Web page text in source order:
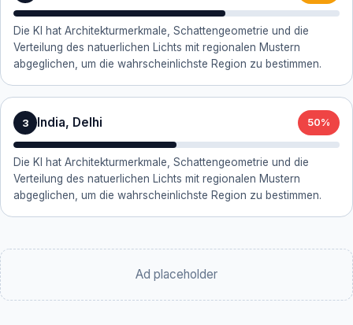
Die KI hat Architekturmerkmale, Schattengeometrie und die
Verteilung des natuerlichen Lichts mit regionalen Mustern
abgeglichen, um die wahrscheinlichste Region zu bestimmen.
3 India, Delhi 50%
Die KI hat Architekturmerkmale, Schattengeometrie und die
Verteilung des natuerlichen Lichts mit regionalen Mustern
abgeglichen, um die wahrscheinlichste Region zu bestimmen.
Ad placeholder